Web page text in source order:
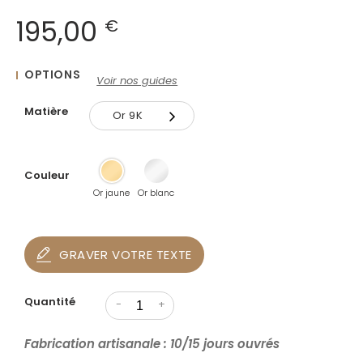
195,00 €
OPTIONS
Voir nos guides
Matière
Or 9K
Or 18K
Couleur
Or jaune Or blanc
GRAVER VOTRE TEXTE
Quantité - +
Fabrication artisanale : 10/15 jours ouvrés